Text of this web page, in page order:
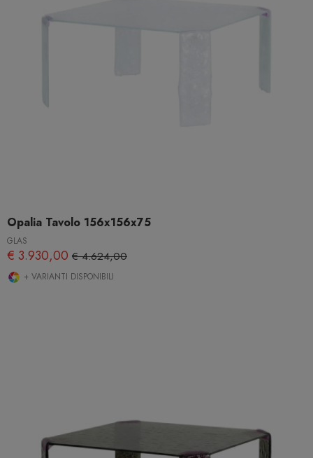
Opalia Tavolo 156x156x75
GLAS
€ 3.930,00 € 4.624,00
+ VARIANTI DISPONIBILI